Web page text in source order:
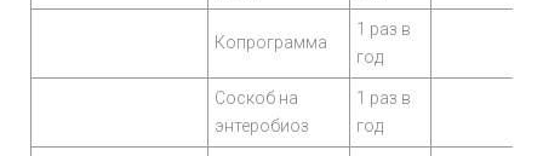
Копрограмма
1 раз в
год
Соскоб на
энтеробиоз
1 раз в
год